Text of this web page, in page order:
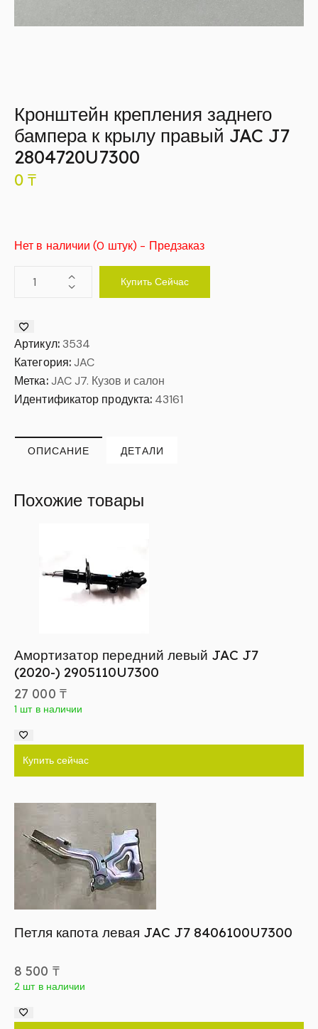
Кронштейн крепления заднего
бампера к крылу правый JAC J7
2804720U7300
0₸
Нет в наличии (0 штук) - Предзаказ
Купить Сейчас
Артикул: 3534
Категория:JAC
Метка: JAC J7. Кузов и салон
Идентификатор продукта: 43161
ОПИСАНИЕ ДЕТАЛИ
Похожие товары
Амортизатор передний левый JAC J7
(2020-) 2905110U7300
27 000 ₸
1 шт в наличии
Купить сейчас
Петля капота левая JAC J7 8406100U7300
8 500 ₸
2 шт в наличии